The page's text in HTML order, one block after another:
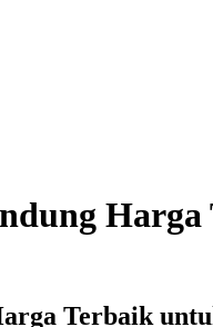
Terbaik